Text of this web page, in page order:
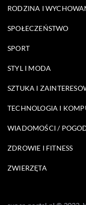
RODZINA I
SPOŁECZEŃSTWO
SPORT
STYL I MODA
SZTUKA I
TECHNOLOGIA I
WIADOMOŚCI /
ZDROWIE I FITNESS
ZWIERZĘTA